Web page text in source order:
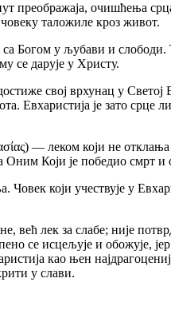
очишћења
таложиле кроз живот.
у љубави и слободи.
се дарује у Христу.
свој врхунац у Светој
Евхаристија је зато срце
— леком који не
Који је победио смрт
који учествује у
лек за слабе; није
се исцељује и обожује,
као њен
у слави.